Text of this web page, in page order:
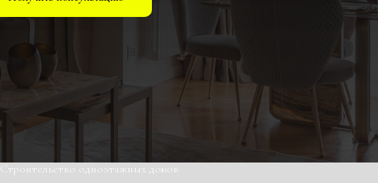
Строительство одноэтажных домов